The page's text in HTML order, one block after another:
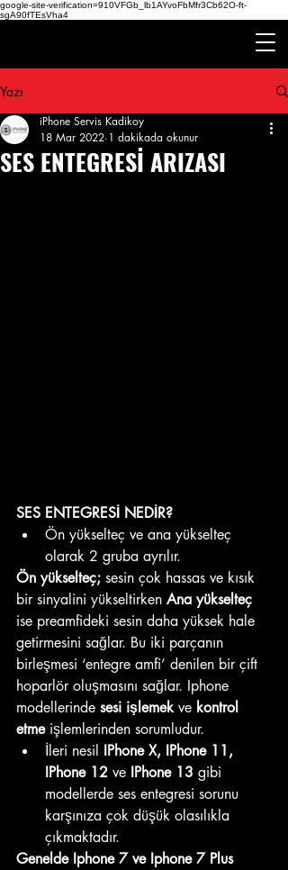
google-site-verification=910VFGb_lb1AYvoFbMfr3Cb62O-ft-
sgA90fTEsVha4
Yazı
SES ENTEGRESİ ARIZASI
iPhone Servis Kadikoy
18 Mar 2022 1 dakikada okunur
SES ENTEGRESİ NEDİR?
Ön yükselteç ve ana yükselteç
olarak 2 gruba ayrılır.
Ön yükselteç; sesin çok hassas ve kısık
bir sinyalini yükseltirken Ana yükselteç
ise preamfideki sesin daha yüksek hale
getirmesini sağlar. Bu iki parçanın
birleşmesi ‘entegre amfi’ denilen bir çift
hoparlör oluşmasını sağlar. Iphone
modellerinde sesi işlemek ve kontrol
etme işlemlerinden sorumludur.
İleri nesil IPhone X, IPhone 11,
IPhone 12 ve IPhone 13 gibi
modellerde ses entegresi sorunu
karşınıza çok düşük olasılıkla
çıkmaktadır.
Genelde Iphone 7 ve Iphone 7 Plus